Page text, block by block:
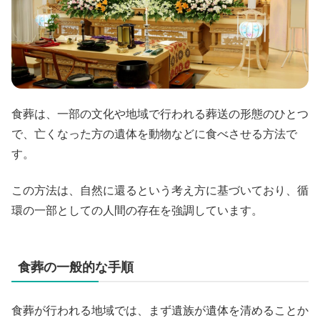
食葬は、一部の文化や地域で行われる葬送の形態のひとつ
で、亡くなった方の遺体を動物などに食べさせる方法で
す。
この方法は、自然に還るという考え方に基づいており、循
環の一部としての人間の存在を強調しています。
食葬の一般的な手順
食葬が行われる地域では、まず遺族が遺体を清めることか